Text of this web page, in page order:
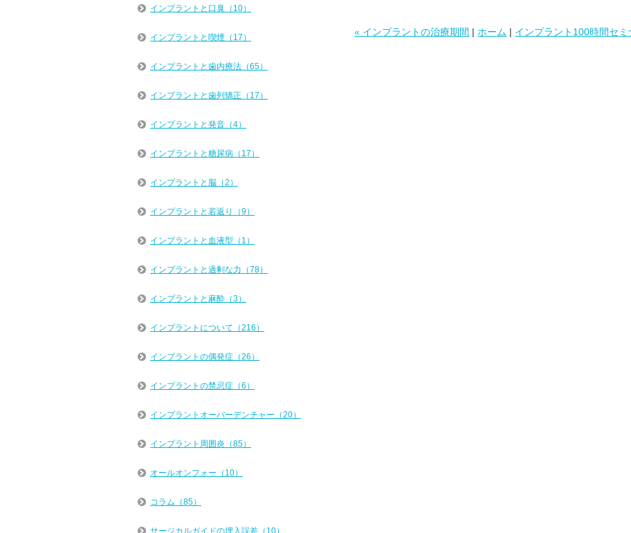
« インプラントの治療期間 | ホーム | インプラント100時間セ
インプラントと口臭（10）
インプラントと喫煙（17）
インプラントと歯内療法（65）
インプラントと歯列矯正（17）
インプラントと発音（4）
インプラントと糖尿病（17）
インプラントと脳（2）
インプラントと若返り（9）
インプラントと血液型（1）
インプラントと過剰な力（78）
インプラントと麻酔（3）
インプラントについて（216）
インプラントの偶発症（26）
インプラントの禁忌症（6）
インプラントオーバーデンチャー（20）
インプラント周囲炎（85）
オールオンフォー（10）
コラム（85）
サージカルガイドの埋入誤差（10）